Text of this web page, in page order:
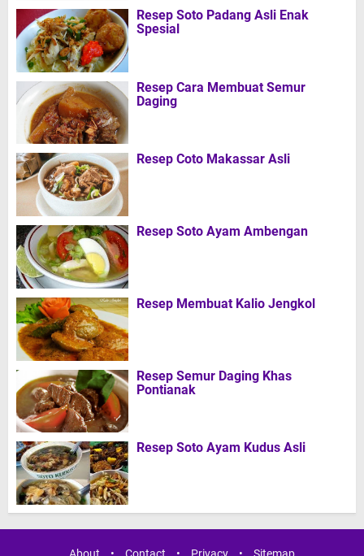
Resep Soto Padang Asli Enak
Spesial
Resep Cara Membuat Semur
Daging
Resep Coto Makassar Asli
Resep Soto Ayam Ambengan
Resep Membuat Kalio Jengkol
Resep Semur Daging Khas
Pontianak
Resep Soto Ayam Kudus Asli